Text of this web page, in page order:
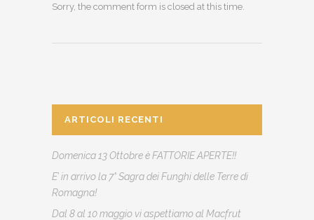
Sorry, the comment form is closed at this time.
ARTICOLI RECENTI
Domenica 13 Ottobre è FATTORIE APERTE!!
E’ in arrivo la 7° Sagra dei Funghi delle Terre di
Romagna!
Dal 8 al 10 maggio vi aspettiamo al Macfrut